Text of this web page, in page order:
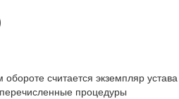
считается экземпляр устава
процедуры